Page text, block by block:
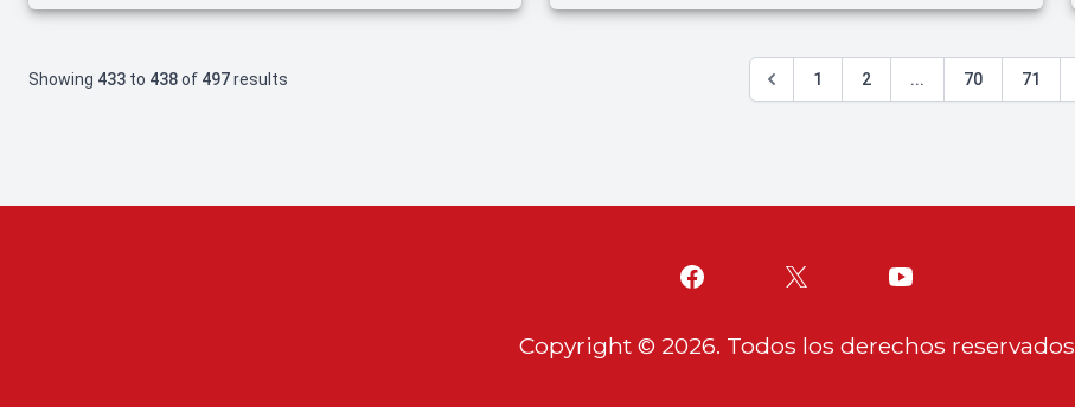
Showing 433 to 438of 497results 1 2 ... 70 71
Copyright © 2026. Todos los derechos reservados